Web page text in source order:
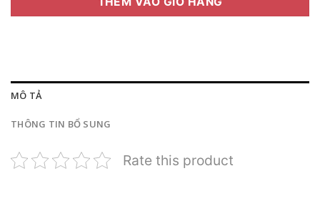
MÔ TẢ
THÔNG TIN BỔ SUNG
Rate this product